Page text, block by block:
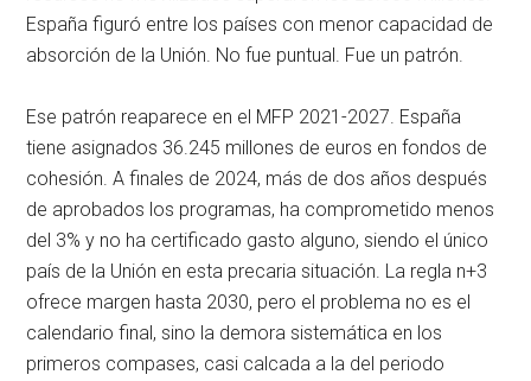
España figuró entre los países con menor capacidad de
absorción de la Unión. No fue puntual. Fue un patrón.
Ese patrón reaparece en el MFP 2021-2027. España
tiene asignados 36.245 millones de euros en fondos de
cohesión. A finales de 2024, más de dos años después
de aprobados los programas, ha comprometido menos
del 3% y no ha certificado gasto alguno, siendo el único
país de la Unión en esta precaria situación. La regla n+3
ofrece margen hasta 2030, pero el problema no es el
calendario final, sino la demora sistemática en los
primeros compases, casi calcada a la del periodo